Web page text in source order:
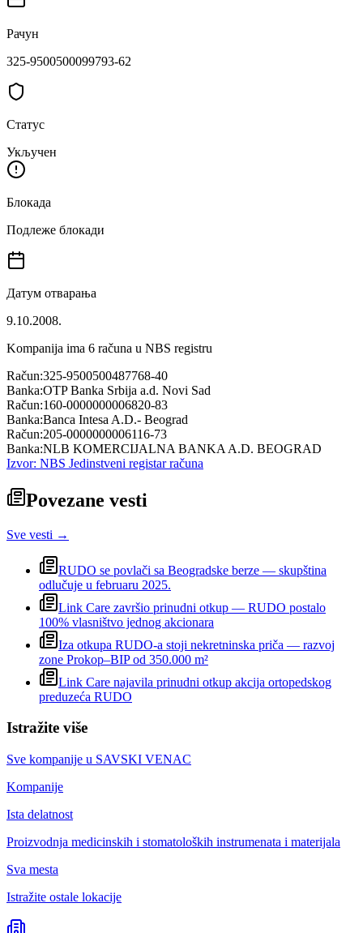
Рачун
325-9500500099793-62
Статус
Укључен
Блокада
Подлеже блокади
Датум отварања
9.10.2008.
Kompanija ima 6 računa u NBS registru
Račun:325-9500500487768-40
Banka:OTP Banka Srbija a.d. Novi Sad
Račun:160-0000000006820-83
Banka:Banca Intesa A.D.- Beograd
Račun:205-0000000006116-73
Banka:NLB KOMERCIJALNA BANKA A.D. BEOGRAD
Izvor: NBS Jedinstveni registar računa
Povezane vesti
Sve vesti →
RUDO se povlači sa Beogradske berze — skupština
odlučuje u februaru 2025.
Link Care završio prinudni otkup — RUDO postalo
100% vlasništvo jednog akcionara
Iza otkupa RUDO-a stoji nekretninska priča — razvoj
zone Prokop–BIP od 350.000 m²
Link Care najavila prinudni otkup akcija ortopedskog
preduzeća RUDO
Istražite više
Sve kompanije u SAVSKI VENAC
Kompanije
Ista delatnost
Proizvodnja medicinskih i stomatoloških instrumenata i materijala
Sva mesta
Istražite ostale lokacije